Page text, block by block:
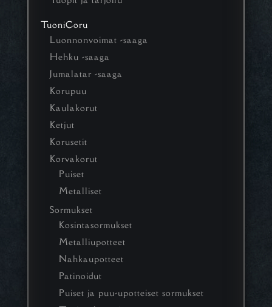
TuoniCoru
Luonnonvoimat -saaga
Hehku -saaga
Jumalatar -saaga
Korupuu
Kaulakorut
Ketjut
Korusetit
Korvakorut
Puiset
Metalliset
Sormukset
Kosintasormukset
Metalliupotteet
Nahkaupotteet
Patinoidut
Puiset ja puu-upotteiset sormukset